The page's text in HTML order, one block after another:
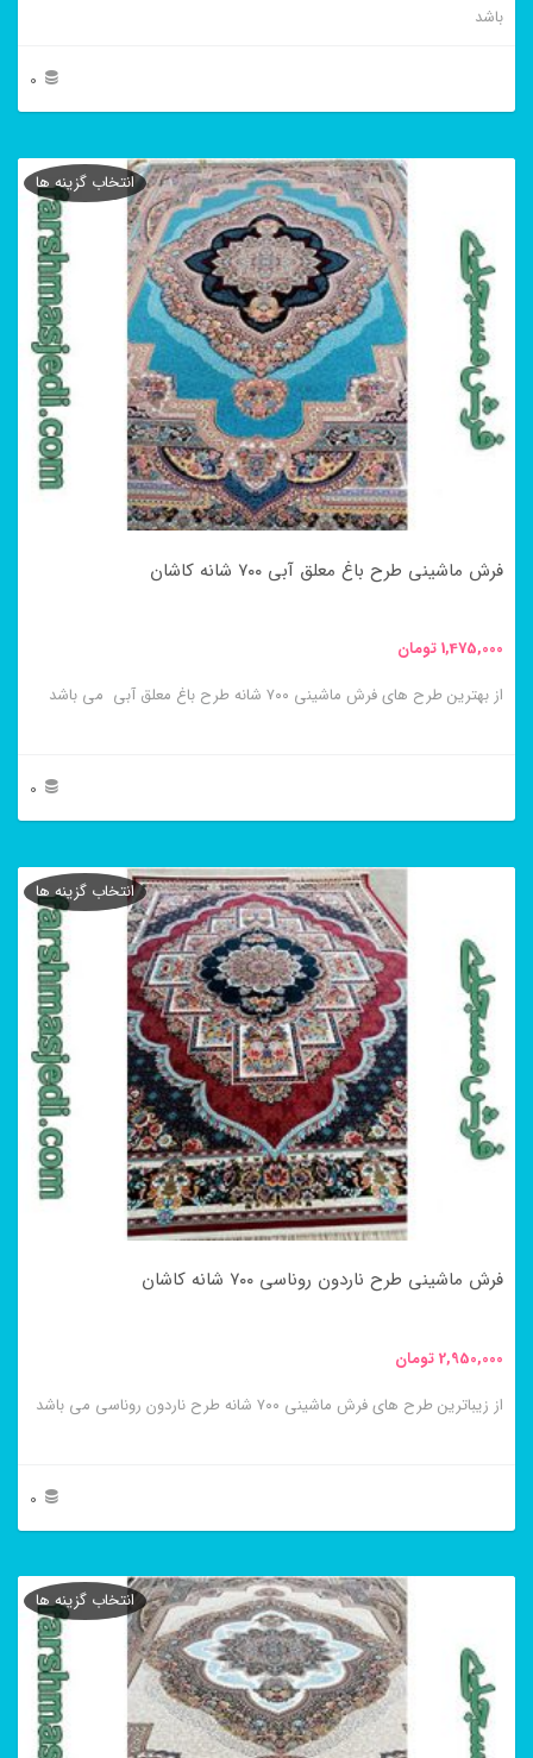
باشد
0
محصول
مختلفی
باشد.
گزینه
ها
صفحه
انتخاب
شوند
فرش ماشینی طرح باغ معلق آبی ۷۰۰ شانه کاشان
1,475,000تومان
از بهترین طرح های فرش ماشینی ۷۰۰ شانه طرح باغ معلق آبی می باشد
0
انتخاب گزینه ها
محصول
مختلفی
باشد.
گزینه
ها
صفحه
انتخاب
شوند
فرش ماشینی طرح ناردون روناسی ۷۰۰ شانه کاشان
2,950,000تومان
از زیباترین طرح های فرش ماشینی ۷۰۰ شانه طرح ناردون روناسی می باشد
0
انتخاب گزینه ها
محصول
مختلفی
انتخاب گزینه ها